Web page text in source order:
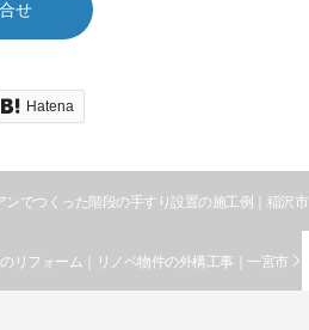
せ
Hatena
でつくった階段の手すり設置の施工例｜稲沢市
リフォーム｜リノベ物件の外構工事｜一宮市